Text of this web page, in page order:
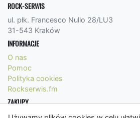
ROCK-SERWIS
ul. płk. Francesco Nullo 28/LU3
31-543 Kraków
INFORMACJE
O nas
Pomoc
Polityka cookies
Rockserwis.fm
ZAKUPY
Formy płatności